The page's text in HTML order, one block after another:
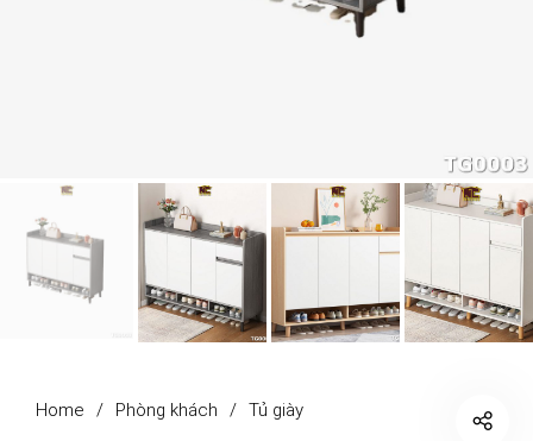
Home / Phòng khách / Tủ giày